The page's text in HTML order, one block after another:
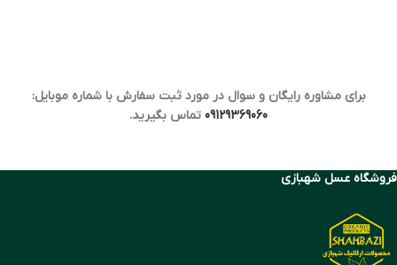
برای مشاوره رایگان و سوال در مورد ثبت سفارش با شماره موبایل:
09129369060 تماس بگیرید.
فروشگاه عسل شهبازی